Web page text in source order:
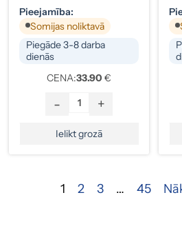
Pieejamība:
Somijas noliktavā
Piegāde 3-8 darba
dienās
CENA:33.90 €
- +
Ielikt grozā
1 2 3 … 45